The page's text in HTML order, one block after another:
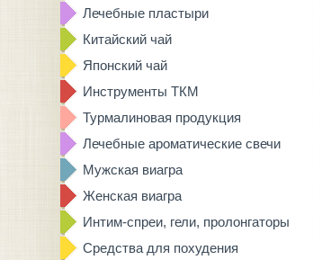
Лечебные пластыри
Китайский чай
Японский чай
Инструменты ТКМ
Турмалиновая продукция
Лечебные ароматические свечи
Мужская виагра
Женская виагра
Интим-спреи, гели, пролонгаторы
Средства для похудения